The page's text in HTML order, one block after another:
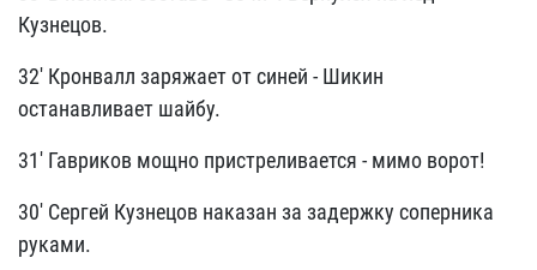
Кузнецов.
32' Кронвалл заряжает от синей - Шикин
останавливает шайбу.
31' Гавриков мощно пристреливается - мимо ворот!
30' Сергей Кузнецов наказан за задержку соперника
руками.